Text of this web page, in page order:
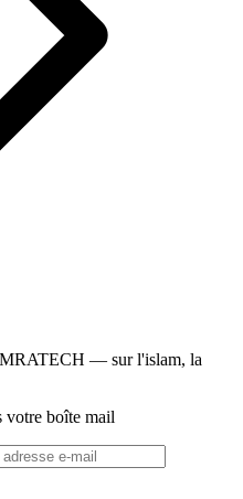
— sur l'islam, la
votre boîte mail